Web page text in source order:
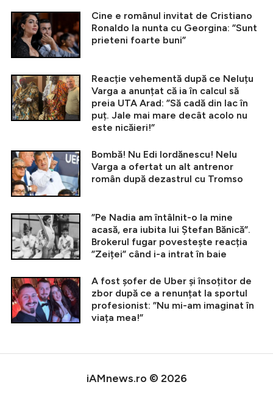
Cine e românul invitat de Cristiano
Ronaldo la nunta cu Georgina: ”Sunt
prieteni foarte buni”
Reacție vehementă după ce Neluțu
Varga a anunțat că ia în calcul să
preia UTA Arad: ”Să cadă din lac în
puț. Jale mai mare decât acolo nu
este nicăieri!”
Bombă! Nu Edi Iordănescu! Nelu
Varga a ofertat un alt antrenor
român după dezastrul cu Tromso
”Pe Nadia am întâlnit-o la mine
acasă, era iubita lui Ștefan Bănică”.
Brokerul fugar povestește reacția
”Zeiței” când i-a intrat în baie
A fost șofer de Uber și însoțitor de
zbor după ce a renunțat la sportul
profesionist: ”Nu mi-am imaginat în
viața mea!”
iAMnews.ro © 2026